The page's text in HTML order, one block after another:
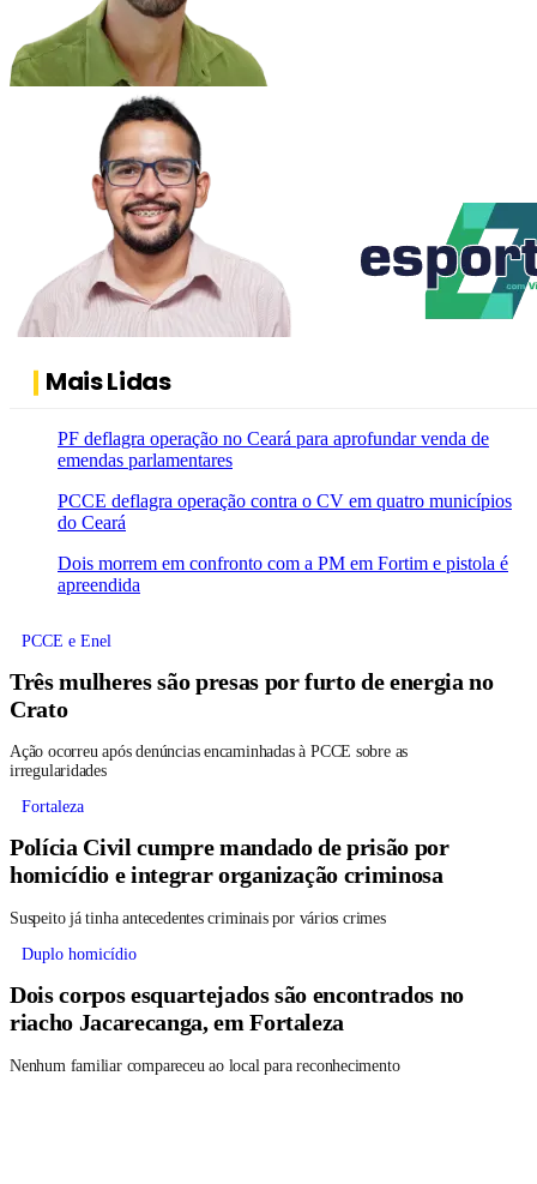
Mais Lidas
PF deflagra operação no Ceará para aprofundar venda de
emendas parlamentares
PCCE deflagra operação contra o CV em quatro municípios
do Ceará
Dois morrem em confronto com a PM em Fortim e pistola é
apreendida
PCCE e Enel
Três mulheres são presas por furto de energia no
Crato
Ação ocorreu após denúncias encaminhadas à PCCE sobre as
irregularidades
Fortaleza
Polícia Civil cumpre mandado de prisão por
homicídio e integrar organização criminosa
Suspeito já tinha antecedentes criminais por vários crimes
Duplo homicídio
Dois corpos esquartejados são encontrados no
riacho Jacarecanga, em Fortaleza
Nenhum familiar compareceu ao local para reconhecimento